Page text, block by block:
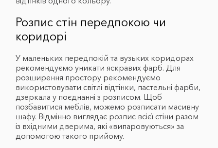
Розпис стін передпокою чи
коридорі
У маленьких передпокій та вузьких коридорах
рекомендуємо уникати яскравих фарб. Для
розширення простору рекомендуємо
використовувати світлі відтінки, пастельні фарби,
дзеркала у поєднанні з розписом. Щоб
позбавитися меблів, можемо розписати масивну
шафу. Відмінно виглядає розпис всієї стіни разом
із вхідними дверима, які «випаровуються» за
допомогою такого прийому.